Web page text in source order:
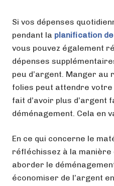
Si vos dépenses
pendant la planification
vous pouvez également
dépenses
peu d’argent. Manger
folies peut attendre
fait d’avoir plus d’argent
déménagement. Cela en
En ce qui concerne le
réfléchissez à la manière
aborder le
économiser de l’argent